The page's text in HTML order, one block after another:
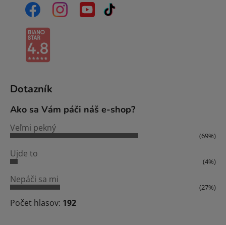
Dotazník
Ako sa Vám páči náš e-shop?
Veľmi pekný
(69%)
Ujde to
(4%)
Nepáči sa mi
(27%)
Počet hlasov: 192